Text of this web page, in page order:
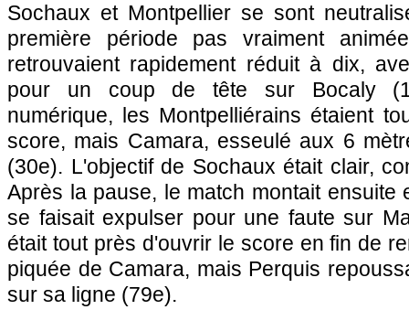
Sochaux et Montpellier se sont
première période pas vraiment
retrouvaient rapidement réduit à dix,
pour un coup de tête sur Bocaly
numérique, les Montpelliérains étaient
score, mais Camara, esseulé aux 6
(30e). L'objectif de Sochaux était clair,
Après la pause, le match montait ensuite
se faisait expulser pour une faute sur
était tout près d'ouvrir le score en fin de
piquée de Camara, mais Perquis
sur sa ligne (79e).